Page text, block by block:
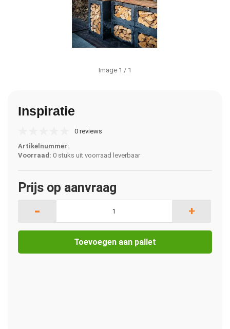
Image 1 / 1
Inspiratie
0 reviews
Artikelnummer:
Voorraad: 0 stuks uit voorraad leverbaar
Prijs op aanvraag
- +
Toevoegen aan pallet